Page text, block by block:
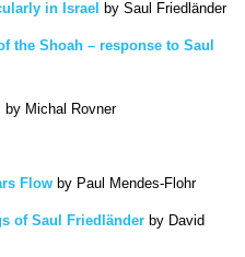
in Israel
by Saul Friedländer
the Shoah – response to Saul
by Michal Rovner
Flow by Paul Mendes-Flohr
of Saul Friedländer by David